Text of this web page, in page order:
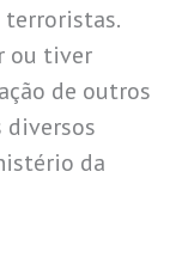
terroristas.
ou tiver
de outros
diversos
da